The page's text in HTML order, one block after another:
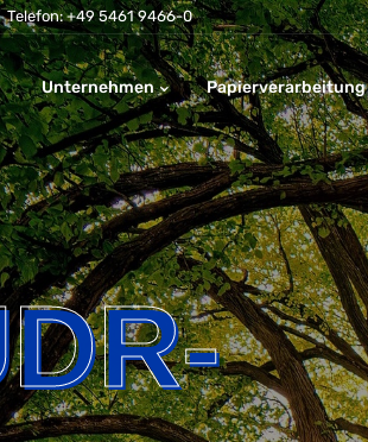
Telefon: +49 5461 9466-0
Unternehmen Papierverarbeitung